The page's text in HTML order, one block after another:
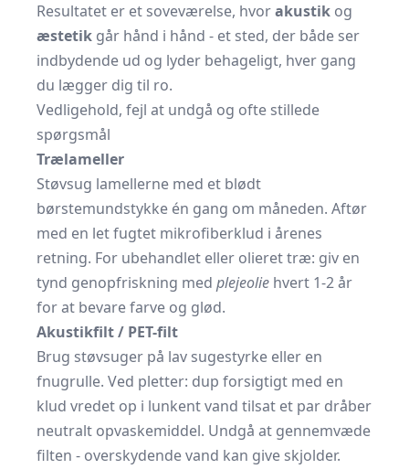
Resultatet er et soveværelse, hvorakustik og
æstetik går hånd i hånd - et sted, der både ser
indbydende ud og lyder behageligt, hver gang
du lægger dig til ro.
Vedligehold, fejl at undgå og ofte stillede
spørgsmål
Trælameller
Støvsug lamellerne med et blødt
børstemundstykke én gang om måneden. Aftør
med en let fugtet mikrofiberklud i årenes
retning. For ubehandlet eller olieret træ: giv en
tynd genopfriskning med plejeolie hvert 1-2 år
for at bevare farve og glød.
Akustikfilt / PET-filt
Brug støvsuger på lav sugestyrke eller en
fnugrulle. Ved pletter: dup forsigtigt med en
klud vredet op i lunkent vand tilsat et par dråber
neutralt opvaskemiddel. Undgå at gennemvæde
filten - overskydende vand kan give skjolder.